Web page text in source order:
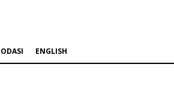
ENGLISH